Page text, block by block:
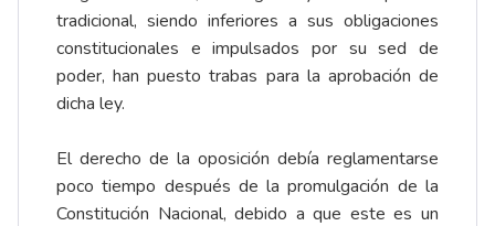
tradicional, siendo inferiores a sus obligaciones
constitucionales e impulsados por su sed de
poder, han puesto trabas para la aprobación de
dicha ley.
El derecho de la oposición debía reglamentarse
poco tiempo después de la promulgación de la
Constitución Nacional, debido a que este es un